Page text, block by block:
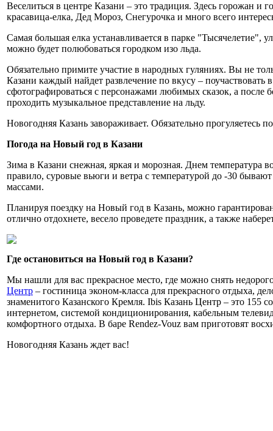
Веселиться в центре Казани – это традиция. Здесь горожан
красавица-елка, Дед Мороз, Снегурочка и много всего
Самая большая елка устанавливается в парке
можно будет полюбоваться городком изо льда.
Обязательно примите участие в народных гуляниях. Вы не
Казани каждый найдет развлечение по вкусу –
сфотографироваться с персонажами любимых сказок, а после
проходить музыкальное представление на льду.
Новогодняя Казань завораживает. Обязательно
Погода на Новый год в Казани
Зима в Казани снежная, яркая и морозная. Днем температура
правило, суровые вьюги и ветра с температурой до -30
массами.
Планируя поездку на Новый год в Казань, можно
отлично отдохнете, весело проведете праздник, а также
Где остановиться на Новый год в Казани?
Мы нашли для вас прекрасное место, где можно снять
Центр – гостиница эконом-класса для прекрасного отдыха,
знаменитого Казанского Кремля. Ibis Казань Центр – это
интернетом, системой кондиционирования, кабельным
комфортного отдыха. В баре Rendez-Vouz вам приготовят
Новогодняя Казань ждет вас!